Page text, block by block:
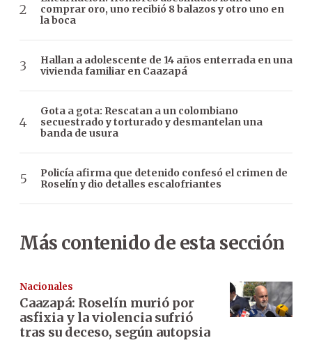
comprar oro, uno recibió 8 balazos y otro uno en
la boca
Hallan a adolescente de 14 años enterrada en una
vivienda familiar en Caazapá
Gota a gota: Rescatan a un colombiano
secuestrado y torturado y desmantelan una
banda de usura
Policía afirma que detenido confesó el crimen de
Roselín y dio detalles escalofriantes
Más contenido de esta sección
Nacionales
Caazapá: Roselín murió por
asfixia y la violencia sufrió
tras su deceso, según autopsia